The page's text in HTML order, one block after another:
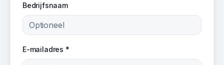
Bedrijfsnaam
E-mailadres *